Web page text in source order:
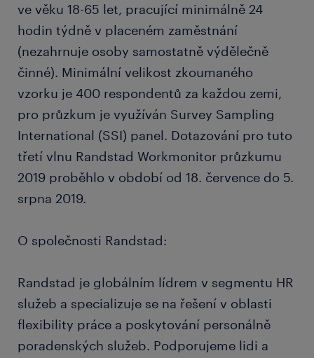
ve věku 18-65 let, pracující minimálně 24
hodin týdně v placeném zaměstnání
(nezahrnuje osoby samostatně výdělečně
činné). Minimální velikost zkoumaného
vzorku je 400 respondentů za každou zemi,
pro průzkum je využíván Survey Sampling
International (SSI) panel. Dotazování pro tuto
třetí vlnu Randstad Workmonitor průzkumu
2019 proběhlo v období od 18. července do 5.
srpna 2019.
O společnosti Randstad:
Randstad je globálním lídrem v segmentu HR
služeb a specializuje se na řešení v oblasti
flexibility práce a poskytování personálně
poradenských služeb. Podporujeme lidi a